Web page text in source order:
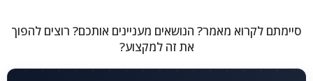
סיימתם לקרוא מאמר? הנושאים מעניינים אותכם? רוצים להפוך
את זה למקצוע?